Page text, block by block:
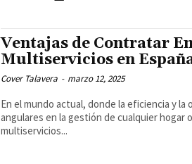
Ventajas de Contratar
Multiservicios en
Cover Talavera - marzo 12, 2025
En el mundo actual, donde la eficiencia y la
angulares en la gestión de cualquier hogar
multiservicios...